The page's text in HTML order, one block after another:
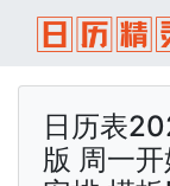
日历表
版 周一